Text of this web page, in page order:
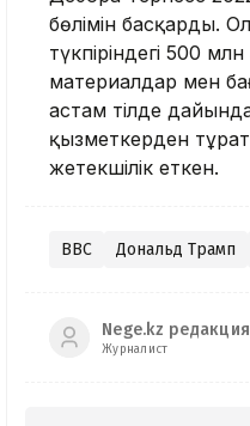
бөлімін басқарды. Ол
түкпіріндегі 500
материалдар мен
астам тілде
қызметкерден
жетекшілік еткен.
BBC Дональд Трамп
Nege.kz
Журналист